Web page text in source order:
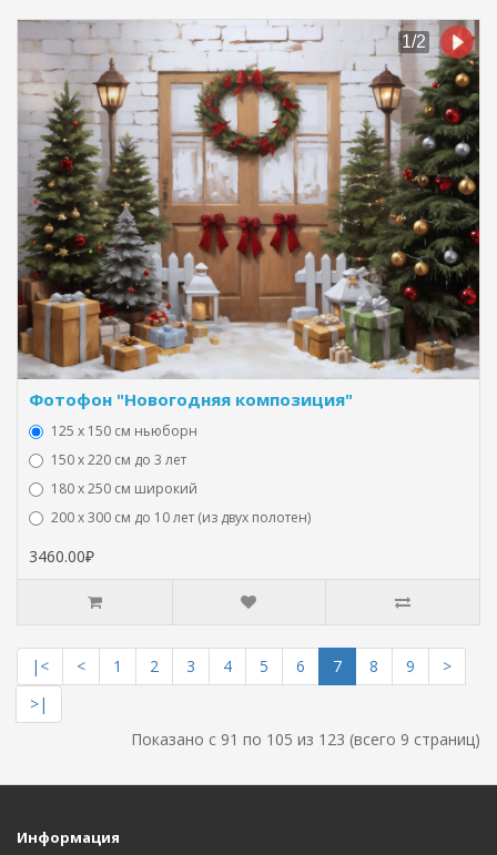
Фотофон "Новогодняя композиция"
125 x 150 см ньюборн
150 х 220 см до 3 лет
180 х 250 см широкий
200 х 300 см до 10 лет (из двух полотен)
3460.00₽
|< < 1 2 3 4 5 6 7 8 9
>
>|
Показано с 91 по 105 из 123 (всего 9 страниц)
Информация